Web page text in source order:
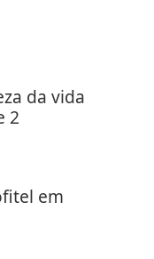
da vida
2
em